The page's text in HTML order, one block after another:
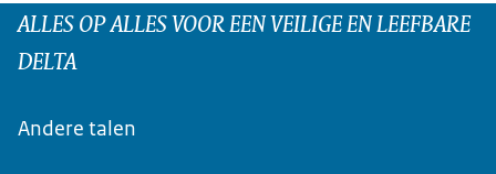
ALLES OP ALLES VOOR EEN VEILIGE EN LEEFBARE
DELTA
Andere talen